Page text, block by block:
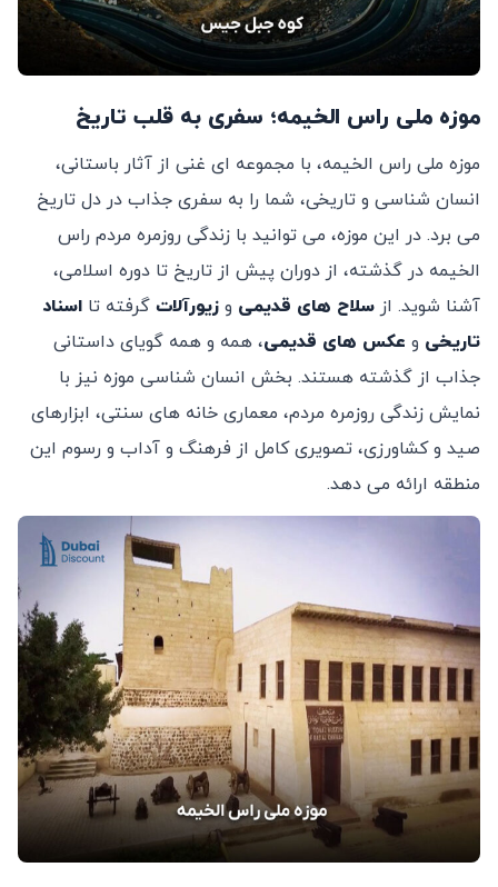
موزه ملی راس الخیمه؛ سفری به قلب تاریخ
موزه ملی راس الخیمه، با مجموعه‌ ای غنی از آثار باستانی،
انسان ‌شناسی و تاریخی، شما را به سفری جذاب در دل تاریخ
می ‌برد. در این موزه، می ‌توانید با زندگی روزمره مردم راس
الخیمه در گذشته، از دوران پیش از تاریخ تا دوره اسلامی،
آشنا شوید. از سلاح‌ های قدیمی و زیورآلات گرفته تا اسناد
تاریخی و عکس ‌های قدیمی، همه و همه گویای داستانی
جذاب از گذشته هستند. بخش انسان ‌شناسی موزه نیز با
نمایش زندگی روزمره مردم، معماری خانه‌ های سنتی، ابزارهای
صید و کشاورزی، تصویری کامل از فرهنگ و آداب و رسوم این
منطقه ارائه می ‌دهد.